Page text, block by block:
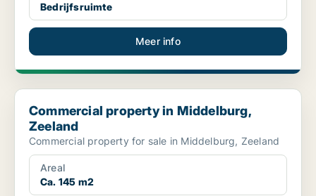
Bedrijfsruimte
Meer info
Commercial property in Middelburg, Zeeland
Commercial property in Middelburg,
Zeeland
Commercial property for sale in Middelburg, Zeeland
Areal
Ca. 145 m2